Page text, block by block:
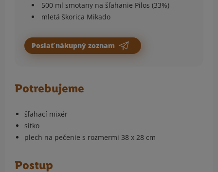
500 ml smotany na šľahanie Pilos (33%)
mletá škorica Mikado
Poslať nákupný zoznam
Potrebujeme
šľahací mixér
sitko
plech na pečenie s rozmermi 38 x 28 cm
Postup